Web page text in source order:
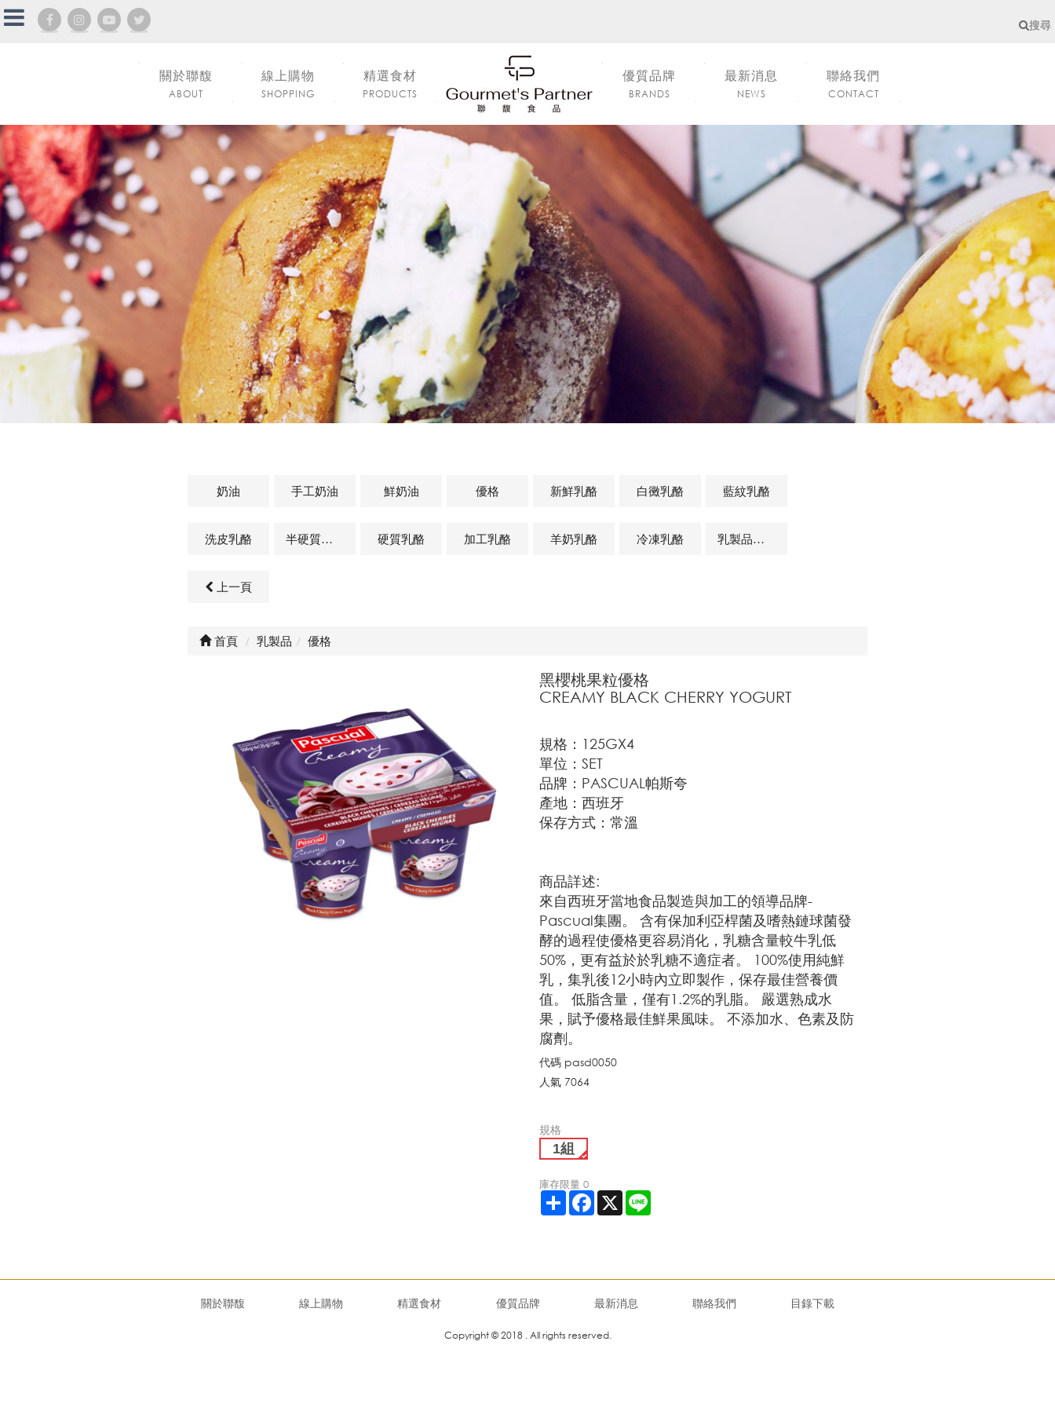
搜尋
關於聯馥
ABOUT
線上購物
SHOPPING
精選食材
PRODUCTS
優質品牌
BRANDS
最新消息
NEWS
聯絡我們
CONTACT
奶油 手工奶油 鮮奶油 優格 新鮮乳酪 白黴乳酪 藍紋乳酪
洗皮乳酪 半硬質乳酪 硬質乳酪 加工乳酪 羊奶乳酪 冷凍乳酪 乳製品及其他相關商品
上一頁
首頁 乳製品 優格
黑櫻桃果粒優格
CREAMY BLACK CHERRY YOGURT
規格：125GX4
單位：SET
品牌：PASCUAL帕斯夸
產地：西班牙
保存方式：常溫
商品詳述:
來自西班牙當地食品製造與加工的領導品牌-
Pascual集團。 含有保加利亞桿菌及嗜熱鏈球菌發
酵的過程使優格更容易消化，乳糖含量較牛乳低
50%，更有益於於乳糖不適症者。 100%使用純鮮
乳，集乳後12小時內立即製作，保存最佳營養價
值。 低脂含量，僅有1.2%的乳脂。 嚴選熟成水
果，賦予優格最佳鮮果風味。 不添加水、色素及防
腐劑。
代碼 pasd0050
人氣 7064
規格
1組
庫存限量 0
Share Facebook
X
關於聯馥 線上購物 精選食材 優質品牌 最新消息 聯絡我們 目錄下載
Copyright © 2018 . All rights reserved.